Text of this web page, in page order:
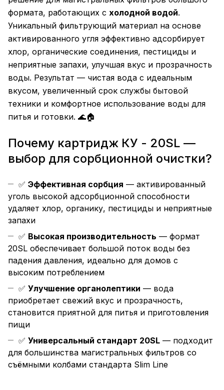
формата, работающих с холодной водой.
Уникальный фильтрующий материал на основе
активированного угля эффективно адсорбирует
хлор, органические соединения, пестициды и
неприятные запахи, улучшая вкус и прозрачность
воды. Результат — чистая вода с идеальным
вкусом, увеличенный срок службы бытовой
техники и комфортное использование воды для
питья и готовки. 🌊🏠
Почему картридж КУ - 20SL —
выбор для сорбционной очистки?
✅ Эффективная сорбция — активированный
уголь высокой адсорбционной способности
удаляет хлор, органику, пестициды и неприятные
запахи
✅ Высокая производительность — формат
20SL обеспечивает большой поток воды без
падения давления, идеально для домов с
высоким потреблением
✅ Улучшение органолептики — вода
приобретает свежий вкус и прозрачность,
становится приятной для питья и приготовления
пищи
✅ Универсальный стандарт 20SL — подходит
для большинства магистральных фильтров со
съёмными колбами стандарта Slim Line